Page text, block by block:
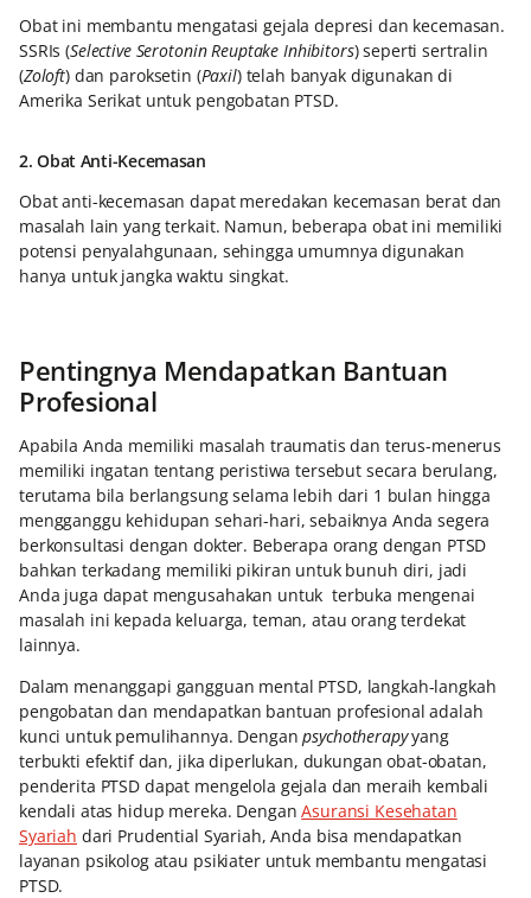
Obat ini membantu mengatasi gejala depresi dan kecemasan.
SSRIs (Selective Serotonin Reuptake Inhibitors) seperti sertralin
(Zoloft) dan paroksetin (Paxil) telah banyak digunakan di
Amerika Serikat untuk pengobatan PTSD.
2. Obat Anti-Kecemasan
Obat anti-kecemasan dapat meredakan kecemasan berat dan
masalah lain yang terkait. Namun, beberapa obat ini memiliki
potensi penyalahgunaan, sehingga umumnya digunakan
hanya untuk jangka waktu singkat.
Pentingnya Mendapatkan Bantuan
Profesional
Apabila Anda memiliki masalah traumatis dan terus-menerus
memiliki ingatan tentang peristiwa tersebut secara berulang,
terutama bila berlangsung selama lebih dari 1 bulan hingga
mengganggu kehidupan sehari-hari, sebaiknya Anda segera
berkonsultasi dengan dokter. Beberapa orang dengan PTSD
bahkan terkadang memiliki pikiran untuk bunuh diri, jadi
Anda juga dapat mengusahakan untuk terbuka mengenai
masalah ini kepada keluarga, teman, atau orang terdekat
lainnya.
Dalam menanggapi gangguan mental PTSD, langkah-langkah
pengobatan dan mendapatkan bantuan profesional adalah
kunci untuk pemulihannya. Denganpsychotherapyyang
terbukti efektif dan, jika diperlukan, dukungan obat-obatan,
penderita PTSD dapat mengelola gejala dan meraih kembali
kendali atas hidup mereka. DenganAsuransi Kesehatan
Syariah dari Prudential Syariah, Anda bisa mendapatkan
layanan psikolog atau psikiater untuk membantu mengatasi
PTSD.